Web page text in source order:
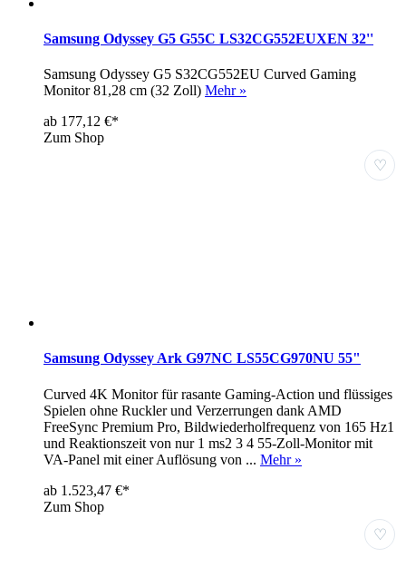
Samsung Odyssey G5 G55C LS32CG552EUXEN 32''
Samsung Odyssey G5 S32CG552EU Curved Gaming
Monitor 81,28 cm (32 Zoll) Mehr »
ab 177,12 €*
Zum Shop
♡
Samsung Odyssey Ark G97NC LS55CG970NU 55"
Curved 4K Monitor für rasante Gaming-Action und flüssiges
Spielen ohne Ruckler und Verzerrungen dank AMD
FreeSync Premium Pro, Bildwiederholfrequenz von 165 Hz1
und Reaktionszeit von nur 1 ms2 3 4 55-Zoll-Monitor mit
VA-Panel mit einer Auflösung von ... Mehr »
ab 1.523,47 €*
Zum Shop
♡